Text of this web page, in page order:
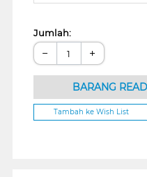
Jumlah:
− +
BARANG
Tambah ke Wish List